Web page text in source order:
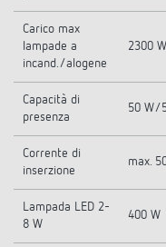
Carico max
lampade a
incand./alogene
2300 W
Capacità di
presenza
50 W/
Corrente di
inserzione
max.
Lampada LED 2-
8 W
400 W